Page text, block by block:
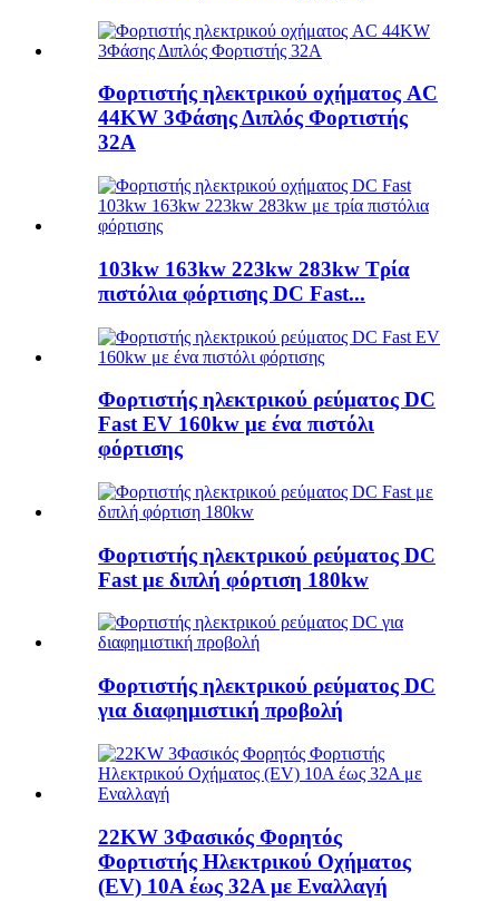
Φορτιστής ηλεκτρικού οχήματος AC
44KW 3Φάσης Διπλός Φορτιστής
32A
103kw 163kw 223kw 283kw Τρία
πιστόλια φόρτισης DC Fast...
Φορτιστής ηλεκτρικού ρεύματος DC
Fast EV 160kw με ένα πιστόλι
φόρτισης
Φορτιστής ηλεκτρικού ρεύματος DC
Fast με διπλή φόρτιση 180kw
Φορτιστής ηλεκτρικού ρεύματος DC
για διαφημιστική προβολή
22KW 3Φασικός Φορητός
Φορτιστής Ηλεκτρικού Οχήματος
(EV) 10A έως 32A με Εναλλαγή